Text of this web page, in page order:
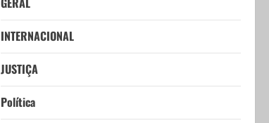
INTERNACIONAL
JUSTIÇA
Política